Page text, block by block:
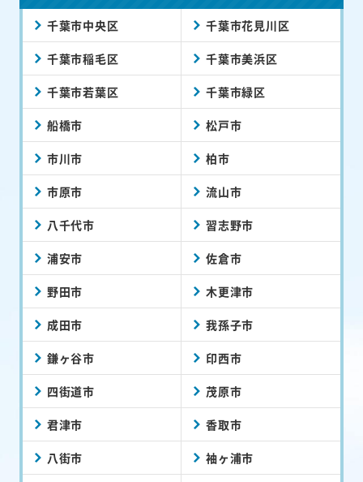
千葉市中央区 千葉市花見川区
千葉市稲毛区 千葉市美浜区
千葉市若葉区 千葉市緑区
船橋市 松戸市
市川市 柏市
市原市 流山市
八千代市 習志野市
浦安市 佐倉市
野田市 木更津市
成田市 我孫子市
鎌ヶ谷市 印西市
四街道市 茂原市
君津市 香取市
八街市 袖ヶ浦市